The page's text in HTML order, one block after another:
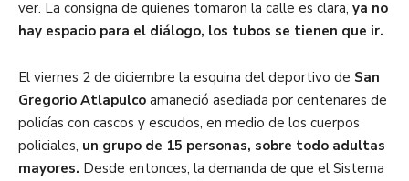
ver. La consigna de quienes tomaron la calle es clara, ya no
hay espacio para el diálogo, los tubos se tienen que ir.
El viernes 2 de diciembre la esquina del deportivo de San
Gregorio Atlapulco amaneció asediada por centenares de
policías con cascos y escudos, en medio de los cuerpos
policiales, un grupo de 15 personas, sobre todo adultas
mayores. Desde entonces, la demanda de que el Sistema